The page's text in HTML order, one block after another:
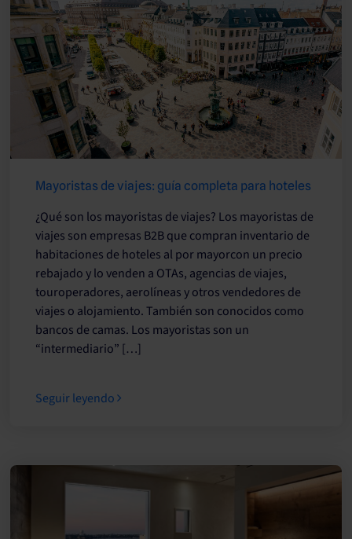
Mayoristas de viajes: guía completa para hoteles
¿Qué son los mayoristas de viajes? Los mayoristas de
viajes son empresas B2B que compran inventario de
habitaciones de hoteles al por mayorcon un precio
rebajado y lo venden a OTAs, agencias de viajes,
touroperadores, aerolíneas y otros vendedores de
viajes o alojamiento. También son conocidos como
bancos de camas. Los mayoristas son un
“intermediario” […]
Seguir leyendo